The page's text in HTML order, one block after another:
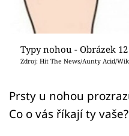
Přihlášení
Sledujte nás
Typy nohou - Obrázek 12
Zdroj: Hit The News/Aunty Acid/
Prsty u nohou
Co o vás říkají ty vaše?